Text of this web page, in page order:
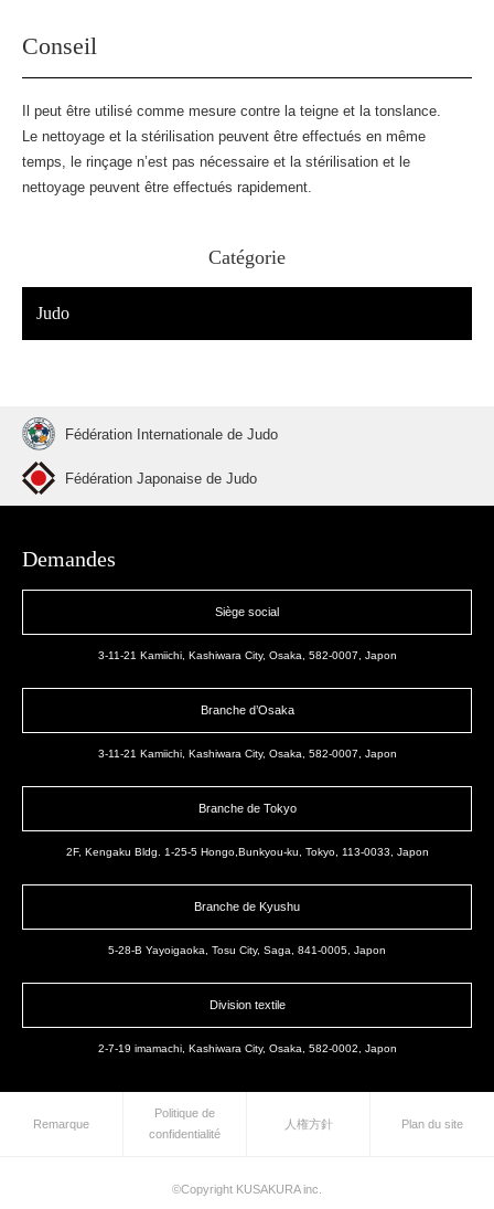
Conseil
Il peut être utilisé comme mesure contre la teigne et la tonslance.
Le nettoyage et la stérilisation peuvent être effectués en même
temps, le rinçage n’est pas nécessaire et la stérilisation et le
nettoyage peuvent être effectués rapidement.
Catégorie
Judo
Fédération Internationale de Judo
Fédération Japonaise de Judo
Demandes
Siège social
3-11-21 Kamiichi, Kashiwara City, Osaka, 582-0007, Japon
Branche d’Osaka
3-11-21 Kamiichi, Kashiwara City, Osaka, 582-0007, Japon
Branche de Tokyo
2F, Kengaku Bldg. 1-25-5 Hongo,Bunkyou-ku, Tokyo, 113-0033, Japon
Branche de Kyushu
5-28-B Yayoigaoka, Tosu City, Saga, 841-0005, Japon
Division textile
2-7-19 imamachi, Kashiwara City, Osaka, 582-0002, Japon
Remarque
Politique de
confidentialité
人権方針 Plan du site
©Copyright KUSAKURA inc.